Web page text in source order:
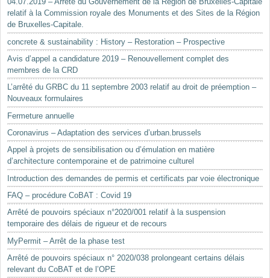
relatif à la Commission royale des Monuments et des Sites de la Région
de Bruxelles-Capitale.
concrete & sustainability : History – Restoration – Prospective
Avis d’appel a candidature 2019 – Renouvellement complet des
membres de la CRD
L’arrêté du GRBC du 11 septembre 2003 relatif au droit de préemption –
Nouveaux formulaires
Fermeture annuelle
Coronavirus – Adaptation des services d’urban.brussels
Appel à projets de sensibilisation ou d’émulation en matière
d’architecture contemporaine et de patrimoine culturel
Introduction des demandes de permis et certificats par voie électronique
FAQ – procédure CoBAT : Covid 19
Arrêté de pouvoirs spéciaux n°2020/001 relatif à la suspension
temporaire des délais de rigueur et de recours
MyPermit – Arrêt de la phase test
Arrêté de pouvoirs spéciaux n° 2020/038 prolongeant certains délais
relevant du CoBAT et de l’OPE